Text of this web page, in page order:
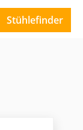
Stühlefinder